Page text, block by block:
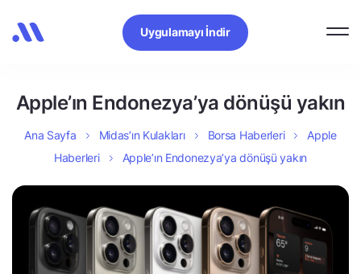
Uygulamayı İndir
Apple’ın Endonezya’ya dönüşü yakın
Ana Sayfa Midas’ın Kulakları Borsa Haberleri
Apple
Haberleri
Apple’ın Endonezya’ya dönüşü yakın